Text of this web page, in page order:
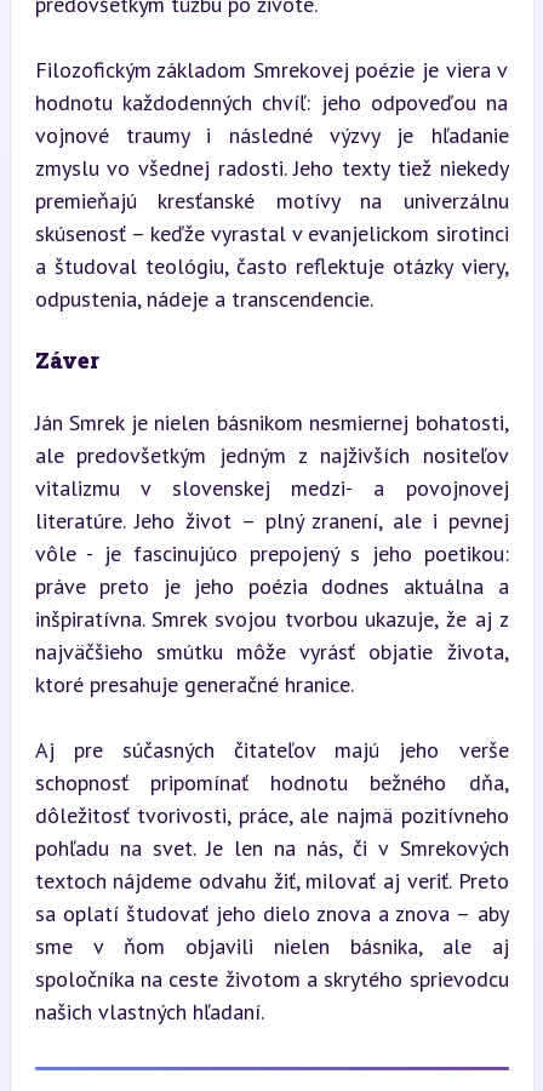
Filozofickým základom Smrekovej poézie je viera v
hodnotu každodenných chvíľ: jeho odpoveďou na
vojnové traumy i následné výzvy je hľadanie
zmyslu vo všednej radosti. Jeho texty tiež niekedy
premieňajú kresťanské motívy na univerzálnu
skúsenosť – keďže vyrastal v evanjelickom sirotinci
a študoval teológiu, často reflektuje otázky viery,
odpustenia, nádeje a transcendencie.
Záver
Ján Smrek je nielen básnikom nesmiernej bohatosti,
ale predovšetkým jedným z najživších nositeľov
vitalizmu v slovenskej medzi- a povojnovej
literatúre. Jeho život – plný zranení, ale i pevnej
vôle - je fascinujúco prepojený s jeho poetikou:
práve preto je jeho poézia dodnes aktuálna a
inšpiratívna. Smrek svojou tvorbou ukazuje, že aj z
najväčšieho smútku môže vyrásť objatie života,
ktoré presahuje generačné hranice.
Aj pre súčasných čitateľov majú jeho verše
schopnosť pripomínať hodnotu bežného dňa,
dôležitosť tvorivosti, práce, ale najmä pozitívneho
pohľadu na svet. Je len na nás, či v Smrekových
textoch nájdeme odvahu žiť, milovať aj veriť. Preto
sa oplatí študovať jeho dielo znova a znova – aby
sme v ňom objavili nielen básnika, ale aj
spoločníka na ceste životom a skrytého sprievodcu
našich vlastných hľadaní.